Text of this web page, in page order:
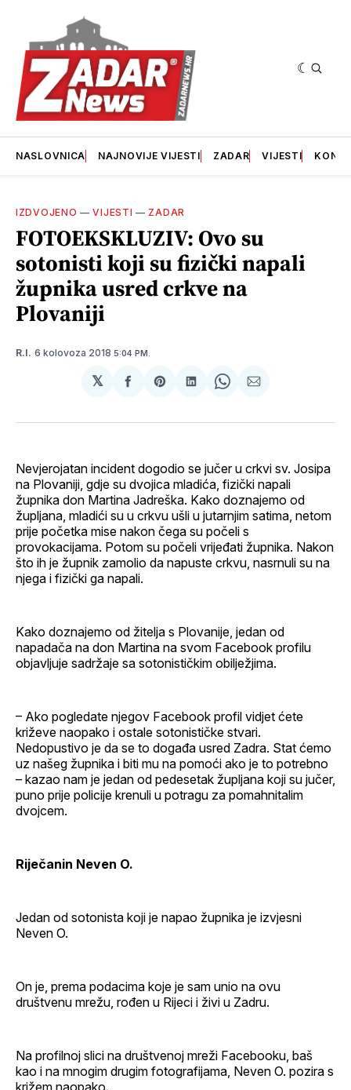
NASLOVNICA NAJNOVIJE VIJESTI ZADAR VIJESTI
IZDVOJENO —VIJESTI — ZADAR
FOTOEKSKLUZIV: Ovo su
sotonisti koji su fizički napali
župnika usred crkve na
Plovaniji
R.I. 6 kolovoza 2018 5:04 PM.
𝕏
podijeliSharepodijeliSharepodijeli
Nevjerojatan incident dogodio se jučer u crkvi sv. Josipa
na Plovaniji, gdje su dvojica mladića, fizički napali
župnika don Martina Jadreška. Kako doznajemo od
župljana, mladići su u crkvu ušli u jutarnjim satima, netom
prije početka mise nakon čega su počeli s
provokacijama. Potom su počeli vrijeđati župnika. Nakon
što ih je župnik zamolio da napuste crkvu, nasrnuli su na
njega i fizički ga napali.
Kako doznajemo od žitelja s Plovanije, jedan od
napadača na don Martina na svom Facebook profilu
objavljuje sadržaje sa sotonističkim obilježjima.
– Ako pogledate njegov Facebook profil vidjet ćete
križeve naopako i ostale sotonističke stvari.
Nedopustivo je da se to događa usred Zadra. Stat ćemo
uz našeg župnika i biti mu na pomoći ako je to potrebno
– kazao nam je jedan od pedesetak župljana koji su jučer,
puno prije policije krenuli u potragu za pomahnitalim
dvojcem.
Riječanin Neven O.
Jedan od sotonista koji je napao župnika je izvjesni
Neven O.
On je, prema podacima koje je sam unio na ovu
društvenu mrežu, rođen u Rijeci i živi u Zadru.
Na profilnoj slici na društvenoj mreži Facebooku, baš
kao i na mnogim drugim fotografijama, Neven O. pozira s
križem naopako.